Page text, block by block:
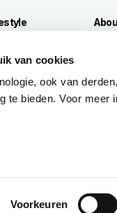
van cookies
ook van
te bieden. Voor
Voorkeuren
véhicules
Prijslijst